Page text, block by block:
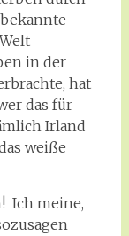
in der
hat
das für
Irland
weiße
Ich meine,